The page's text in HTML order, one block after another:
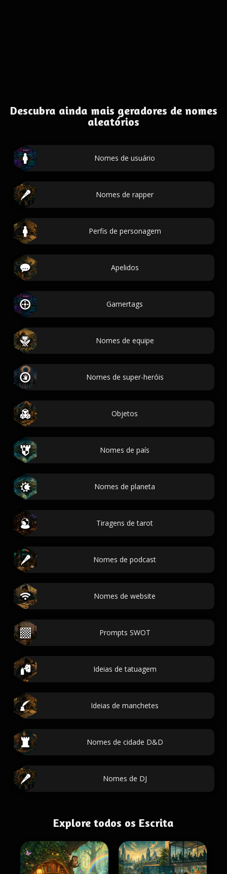
Descubra ainda mais geradores de nomes
aleatórios
Nomes de usuário
Nomes de rapper
Perfis de personagem
Apelidos
Gamertags
Nomes de equipe
Nomes de super-heróis
Objetos
Nomes de país
Nomes de planeta
Tiragens de tarot
Nomes de podcast
Nomes de website
Prompts SWOT
Ideias de tatuagem
Ideias de manchetes
Nomes de cidade D&D
Nomes de DJ
Explore todos os Escrita